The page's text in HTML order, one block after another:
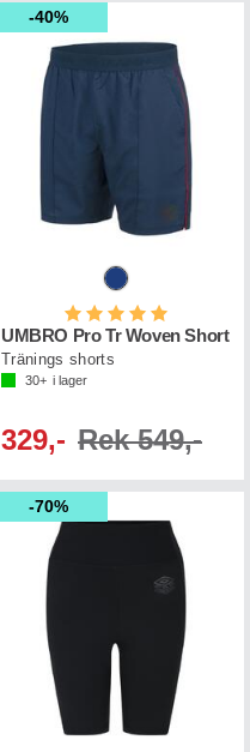
40%
Betyg:
UMBRO Pro Tr Woven Short
Tränings shorts
30+ i lager
329,- Rek 549,-
70%